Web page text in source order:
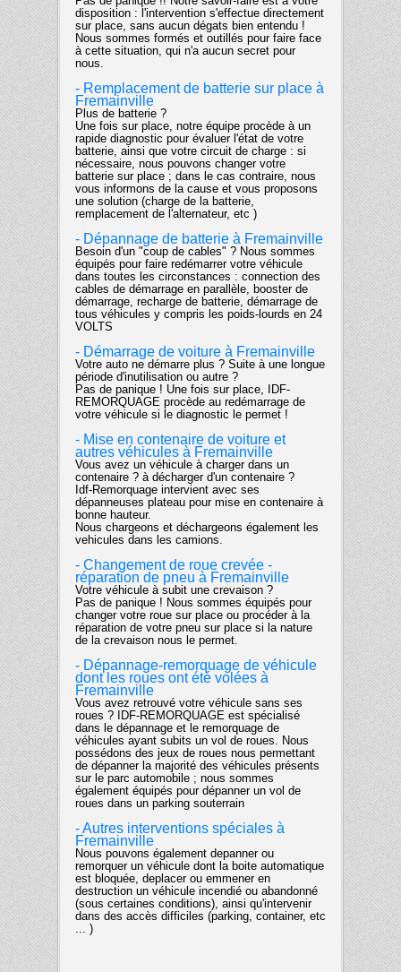
disposition : l'intervention s'effectue directement
sur place, sans aucun dégats bien entendu !
Nous sommes formés et outillés pour faire face
à cette situation, qui n'a aucun secret pour
nous.
- Remplacement de batterie sur place à
Fremainville
Plus de batterie ?
Une fois sur place, notre équipe procède à un
rapide diagnostic pour évaluer l'état de votre
batterie, ainsi que votre circuit de charge : si
nécessaire, nous pouvons changer votre
batterie sur place ; dans le cas contraire, nous
vous informons de la cause et vous proposons
une solution (charge de la batterie,
remplacement de l'alternateur, etc )
- Dépannage de batterie à Fremainville
Besoin d'un "coup de cables" ? Nous sommes
équipés pour faire redémarrer votre véhicule
dans toutes les circonstances : connection des
cables de démarrage en parallèle, booster de
démarrage, recharge de batterie, démarrage de
tous véhicules y compris les poids-lourds en 24
VOLTS
- Démarrage de voiture à Fremainville
Votre auto ne démarre plus ? Suite à une longue
période d'inutilisation ou autre ?
Pas de panique ! Une fois sur place, IDF-
REMORQUAGE procède au redémarrage de
votre véhicule si le diagnostic le permet !
- Mise en contenaire de voiture et
autres véhicules à Fremainville
Vous avez un véhicule à charger dans un
contenaire ? à décharger d'un contenaire ?
Idf-Remorquage intervient avec ses
dépanneuses plateau pour mise en contenaire à
bonne hauteur.
Nous chargeons et déchargeons également les
vehicules dans les camions.
- Changement de roue crevée -
réparation de pneu à Fremainville
Votre véhicule à subit une crevaison ?
Pas de panique ! Nous sommes équipés pour
changer votre roue sur place ou procéder à la
réparation de votre pneu sur place si la nature
de la crevaison nous le permet.
- Dépannage-remorquage de véhicule
dont les roues ont été volées à
Fremainville
Vous avez retrouvé votre véhicule sans ses
roues ? IDF-REMORQUAGE est spécialisé
dans le dépannage et le remorquage de
véhicules ayant subits un vol de roues. Nous
possédons des jeux de roues nous permettant
de dépanner la majorité des véhicules présents
sur le parc automobile ; nous sommes
également équipés pour dépanner un vol de
roues dans un parking souterrain
- Autres interventions spéciales à
Fremainville
Nous pouvons également depanner ou
remorquer un véhicule dont la boite automatique
est bloquée, deplacer ou emmener en
destruction un véhicule incendié ou abandonné
(sous certaines conditions), ainsi qu'intervenir
dans des accès difficiles (parking, container, etc
... )